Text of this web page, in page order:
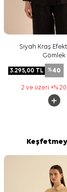
Siyah Kraş
Gömlek
3.295,00 TL %40
2 ve üzeri +%